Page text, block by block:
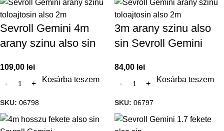
Sevroll Gemini 4m
arany szinu also sin
109,00 lei
Kosárba teszem
SKU: 06798
3m arany szinu also
sin Sevroll Gemini
84,00 lei
Kosárba teszem
SKU: 06797